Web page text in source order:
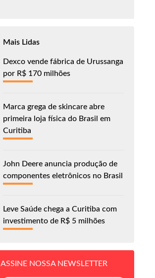
Mais Lidas
Dexco vende fábrica de Urussanga
por R$ 170 milhões
Marca grega de skincare abre
primeira loja física do Brasil em
Curitiba
John Deere anuncia produção de
componentes eletrônicos no Brasil
Leve Saúde chega a Curitiba com
investimento de R$ 5 milhões
ASSINE NOSSA NEWSLETTER